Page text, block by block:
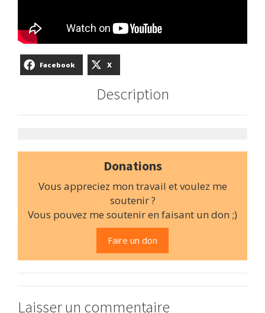
Facebook X
Description
Donations
Vous appreciez mon travail et voulez me
soutenir ?
Vous pouvez me soutenir en faisant un don ;)
Faire un don
Laisser un commentaire